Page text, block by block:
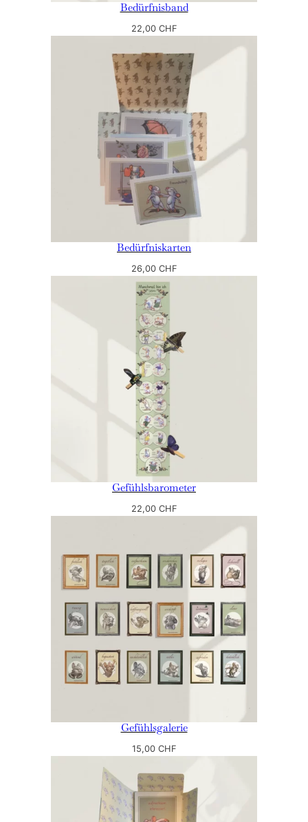
Bedürfnisband
22,00 CHF
Bedürfniskarten
26,00 CHF
Gefühlsbarometer
22,00 CHF
Gefühlsgalerie
15,00 CHF